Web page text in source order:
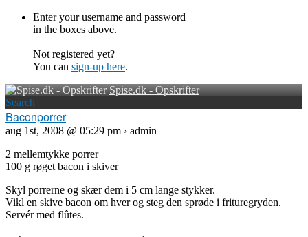
Enter your username and password
in the boxes above.
Not registered yet?
You can sign-up here.
Spise.dk - Opskrifter
Search
Baconporrer
aug 1st, 2008 @ 05:29 pm › admin
2 mellemtykke porrer
100 g røget bacon i skiver
Skyl porrerne og skær dem i 5 cm lange stykker.
Vikl en skive bacon om hver og steg den sprøde i frituregryden.
Servér med flûtes.